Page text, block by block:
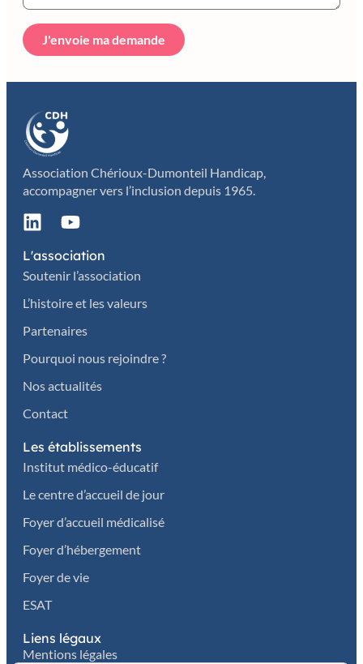
J'envoie ma demande
Association Chérioux-Dumonteil Handicap,
accompagner vers l’inclusion depuis 1965.
L'association
Soutenir l’association
L’histoire et les valeurs
Partenaires
Pourquoi nous rejoindre ?
Nos actualités
Contact
Les établissements
Institut médico-éducatif
Le centre d’accueil de jour
Foyer d’accueil médicalisé
Foyer d’hébergement
Foyer de vie
ESAT
Liens légaux
Mentions légales